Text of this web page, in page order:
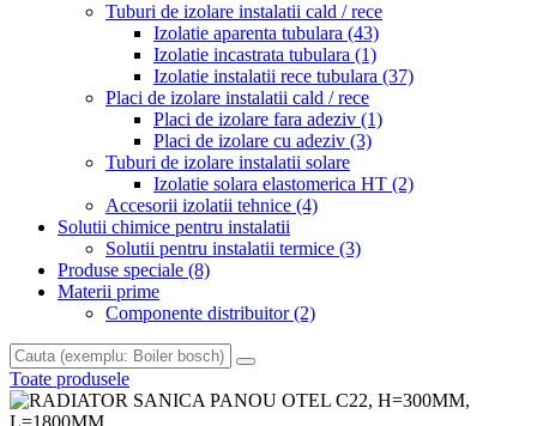
Tuburi de izolare instalatii cald / rece
Izolatie aparenta tubulara (43)
Izolatie incastrata tubulara (1)
Izolatie instalatii rece tubulara (37)
Placi de izolare instalatii cald / rece
Placi de izolare fara adeziv (1)
Placi de izolare cu adeziv (3)
Tuburi de izolare instalatii solare
Izolatie solara elastomerica HT (2)
Accesorii izolatii tehnice (4)
Solutii chimice pentru instalatii
Solutii pentru instalatii termice (3)
Produse speciale (8)
Materii prime
Componente distribuitor(2)
Toate produsele